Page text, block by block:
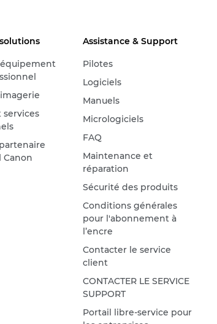
services
Canon
Assistance & Support
Pilotes
Logiciels
Manuels
Micrologiciels
FAQ
Maintenance et
réparation
Sécurité des produits
Conditions générales
pour l'abonnement à
l’encre
Contacter le service
client
CONTACTER LE SERVICE
SUPPORT
Portail libre-service pour